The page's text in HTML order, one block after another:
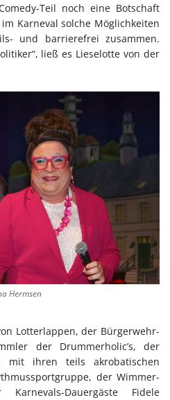
Teil noch eine Botschaft
Karneval solche Möglichkeiten
und barrierefrei zusammen.
ließ es Lieselotte von der
Hermsen
Lotterlappen, der Bürgerwehr-
der Drummerholic’s, der
mit ihren teils akrobatischen
der Wimmer-
Dauergäste Fidele